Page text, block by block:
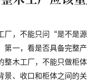
厂，不能只问“是不是
第一，看是否具备完整
整木工厂，不能只做柜
景、收口和柜体之间的关